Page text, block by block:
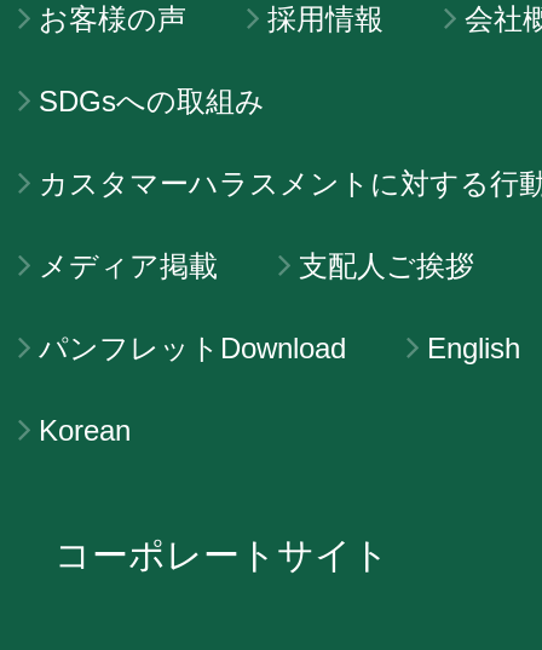
お客様の声 採用情報 会社
SDGsへの取組み
カスタマーハラスメントに対する行
メディア掲載 支配人ご挨拶
パンフレットDownload English
Korean
コーポレートサイト